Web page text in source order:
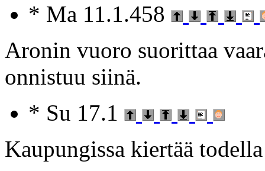
* Ma 11.1.458
Aronin vuoro suorittaa
onnistuu siinä.
* Su 17.1
Kaupungissa kiertää